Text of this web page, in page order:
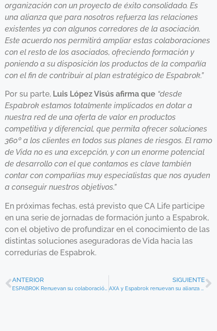
organización con un proyecto de éxito consolidado. Es
una alianza que para nosotros refuerza las relaciones
existentes ya con algunos corredores de la asociación.
Este acuerdo nos permitirá ampliar estas colaboraciones
con el resto de los asociados, ofreciendo formación y
poniendo a su disposición los productos de la compañía
con el fin de contribuir al plan estratégico de Espabrok.”
Por su parte, Luis López Visús afirma que “desde
Espabrok estamos totalmente implicados en dotar a
nuestra red de una oferta de valor en productos
competitiva y diferencial, que permita ofrecer soluciones
360º a los clientes en todos sus planes de riesgos. El ramo
de Vida no es una excepción, y con un enorme potencial
de desarrollo con el que contamos es clave también
contar con compañías muy especialistas que nos ayuden
a conseguir nuestros objetivos.”
En próximas fechas, está previsto que CA Life participe
en una serie de jornadas de formación junto a Espabrok,
con el objetivo de profundizar en el conocimiento de las
distintas soluciones aseguradoras de Vida hacia las
corredurías de Espabrok.
ANTERIOR
ESPABROK Renuevan su colaboración en el 2018 con Allianz
SIGUIENTE
AXA y Espabrok renuevan su alianza hasta 2020